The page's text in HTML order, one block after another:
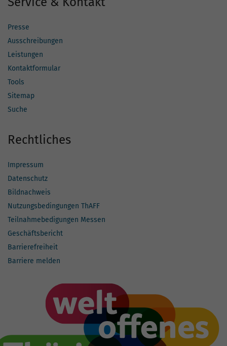
Presse
Ausschreibungen
Leistungen
Kontaktformular
Tools
Sitemap
Suche
Rechtliches
Impressum
Datenschutz
Bildnachweis
Nutzungsbedingungen ThAFF
Teilnahmebedigungen Messen
Geschäftsbericht
Barrierefreiheit
Barriere melden